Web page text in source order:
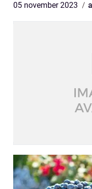
05 november 2023